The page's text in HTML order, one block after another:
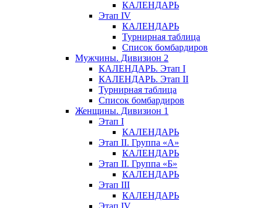
КАЛЕНДАРЬ
Этап IV
КАЛЕНДАРЬ
Турнирная таблица
Список бомбардиров
Мужчины. Дивизион 2
КАЛЕНДАРЬ. Этап I
КАЛЕНДАРЬ. Этап II
Турнирная таблица
Список бомбардиров
Женщины. Дивизион 1
Этап I
КАЛЕНДАРЬ
Этап II. Группа «А»
КАЛЕНДАРЬ
Этап II. Группа «Б»
КАЛЕНДАРЬ
Этап III
КАЛЕНДАРЬ
Этап IV